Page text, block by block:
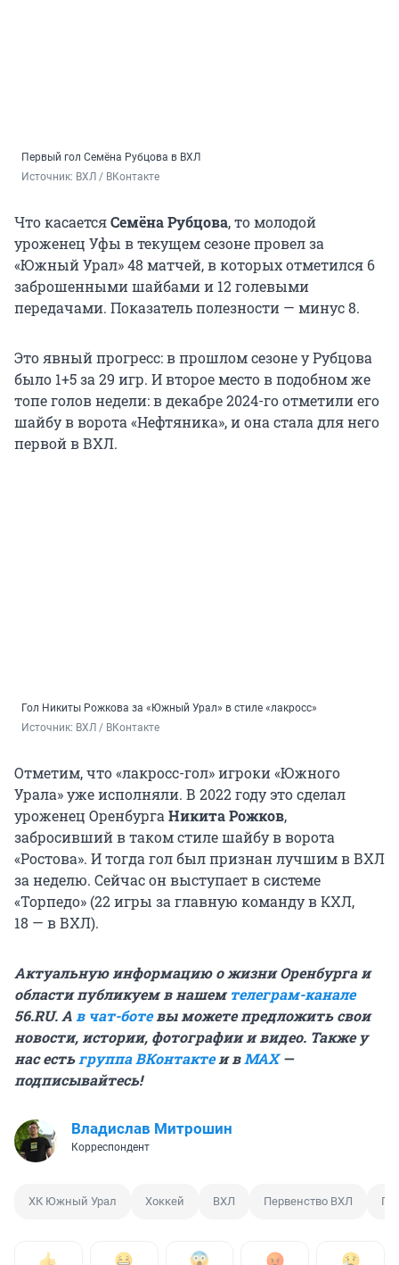
Первый гол Семёна Рубцова в ВХЛ
Источник: ВХЛ / ВКонтакте
Что касаетсяСемёна Рубцова, то молодой
уроженец Уфы в текущем сезоне провел за
«Южный Урал» 48 матчей, в которых отметился 6
заброшенными шайбами и 12 голевыми
передачами. Показатель полезности — минус 8.
Это явный прогресс: в прошлом сезоне у Рубцова
было 1+5 за 29 игр. И второе место в подобном же
топе голов недели: в декабре 2024-го отметили его
шайбу в ворота «Нефтяника», и она стала для него
первой в ВХЛ.
Гол Никиты Рожкова за «Южный Урал» в стиле «лакросс»
Источник: ВХЛ / ВКонтакте
Отметим, что «лакросс-гол» игроки «Южного
Урала» уже исполняли. В 2022 году это сделал
уроженец Оренбурга Никита Рожков,
забросивший в таком стиле шайбу в ворота
«Ростова». И тогда гол был признан лучшим в ВХЛ
за неделю. Сейчас он выступает в системе
«Торпедо» (22 игры за главную команду в КХЛ,
18 — в ВХЛ).
Актуальную информацию о жизни Оренбурга и
области публикуем в нашем телеграм-канале
56.RU. А в чат-ботевы можете предложить свои
новости, истории, фотографии и видео. Также у
нас естьгруппа ВКонтактеи вMAX—
подписывайтесь!
Владислав Митрошин
Корреспондент
ХК Южный Урал Хоккей ВХЛ Первенство ВХЛ